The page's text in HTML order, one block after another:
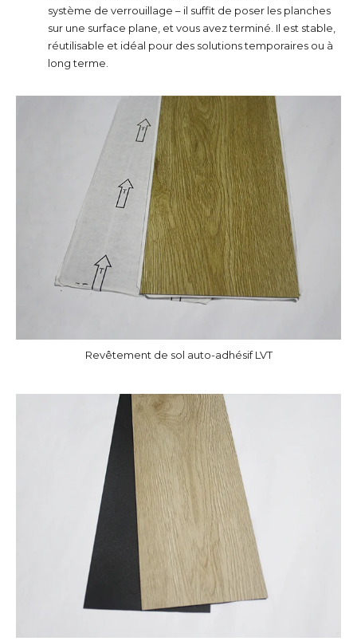
système de verrouillage – il suffit de poser les planches
sur une surface plane, et vous avez terminé. Il est stable,
réutilisable et idéal pour des solutions temporaires ou à
long terme.
Revêtement de sol auto-adhésif LVT